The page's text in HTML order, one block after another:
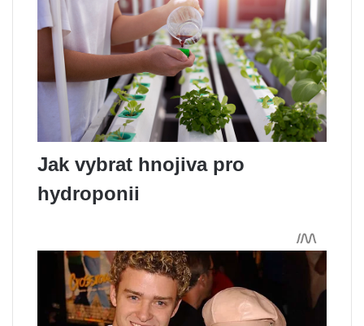
Jak vybrat hnojiva pro
hydroponii